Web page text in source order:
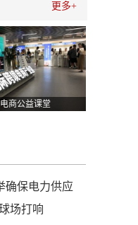
更多+
商公益课堂
确保电力供应
场打响